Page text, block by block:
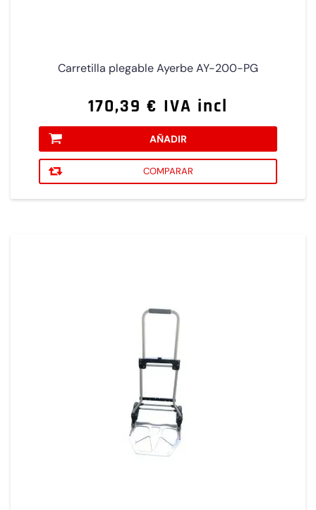
Carretilla plegable Ayerbe AY-200-PG
170,39 € IVA incl
AÑADIR
COMPARAR